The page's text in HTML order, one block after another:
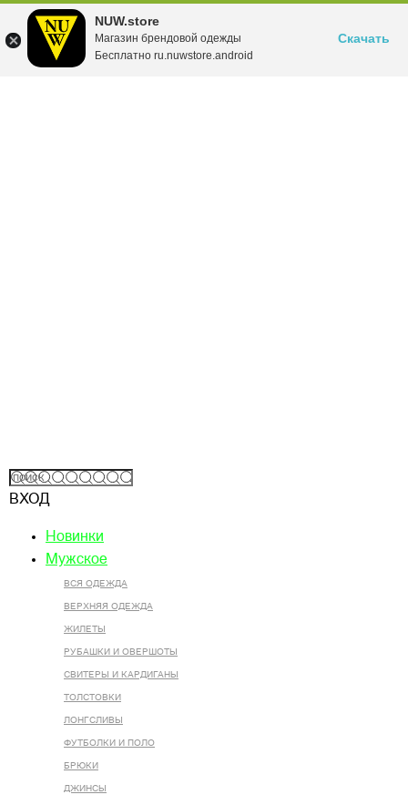
NUW.store
Магазин брендовой одежды
Бесплатно ru.nuwstore.android
Скачать
ВХОД
Новинки
Мужское
ВСЯ ОДЕЖДА
ВЕРХНЯЯ ОДЕЖДА
ЖИЛЕТЫ
РУБАШКИ И ОВЕРШОТЫ
СВИТЕРЫ И КАРДИГАНЫ
ТОЛСТОВКИ
ЛОНГСЛИВЫ
ФУТБОЛКИ И ПОЛО
БРЮКИ
ДЖИНСЫ